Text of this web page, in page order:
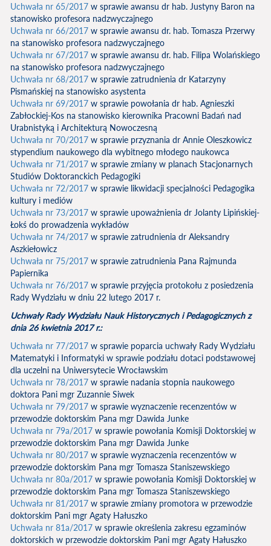
Uchwała nr 65/2017 w sprawie awansu dr hab. Justyny Baron na
stanowisko profesora nadzwyczajnego
Uchwała nr 66/2017 w sprawie awansu dr. hab. Tomasza Przerwy
na stanowisko profesora nadzwyczajnego
Uchwała nr 67/2017 w sprawie awansu dr. hab. Filipa Wolańskiego
na stanowisko profesora nadzwyczajnego
Uchwała nr 68/2017 w sprawie zatrudnienia dr Katarzyny
Pismańskiej na stanowisko asystenta
Uchwała nr 69/2017 w sprawie powołania dr hab. Agnieszki
Zabłockiej-Kos na stanowisko kierownika Pracowni Badań nad
Urabnistyką i Architekturą Nowoczesną
Uchwała nr 70/2017 w sprawie przyznania dr Annie Oleszkowicz
stypendium naukowego dla wybitnego młodego naukowca
Uchwała nr 71/2017 w sprawie zmiany w planach Stacjonarnych
Studiów Doktoranckich Pedagogiki
Uchwała nr 72/2017 w sprawie likwidacji specjalności Pedagogika
kultury i mediów
Uchwała nr 73/2017 w sprawie upoważnienia dr Jolanty Lipińskiej-
Łokś do prowadzenia wykładów
Uchwała nr 74/2017 w sprawie zatrudnienia dr Aleksandry
Aszkiełowicz
Uchwała nr 75/2017 w sprawie zatrudnienia Pana Rajmunda
Papiernika
Uchwała nr 76/2017 w sprawie przyjęcia protokołu z posiedzenia
Rady Wydziału w dniu 22 lutego 2017 r.
Uchwały Rady Wydziału Nauk Historycznych i Pedagogicznych z
dnia 26 kwietnia 2017 r.:
Uchwała nr 77/2017 w sprawie poparcia uchwały Rady Wydziału
Matematyki i Informatyki w sprawie podziału dotaci podstawowej
dla uczelni na Uniwersytecie Wrocławskim
Uchwała nr 78/2017 w sprawie nadania stopnia naukowego
doktora Pani mgr Zuzannie Siwek
Uchwała nr 79/2017 w sprawie wyznaczenie recenzentów w
przewodzie doktorskim Pana mgr Dawida Junke
Uchwała nr 79a/2017 w sprawie powołania Komisji Doktorskiej w
przewodzie doktorskim Pana mgr Dawida Junke
Uchwała nr 80/2017 w sprawie wyznaczenia recenzentów w
przewodzie doktorskim Pana mgr Tomasza Staniszewskiego
Uchwała nr 80a/2017 w sprawie powołania Komisji Doktorskiej w
przewodzie doktorskim Pana mgr Tomasza Staniszewskiego
Uchwała nr 81/2017 w sprawie zmiany promotora w przewodzie
doktorskim Pani mgr Agaty Hałuszko
Uchwała nr 81a/2017 w sprawie określenia zakresu egzaminów
doktorskich w przewodzie doktorskim Pani mgr Agaty Hałuszko